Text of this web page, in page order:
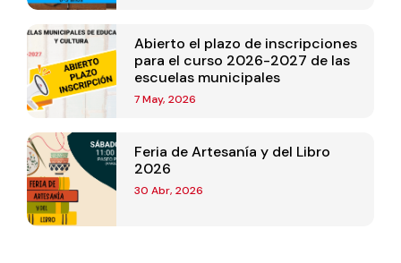
Abierto el plazo de inscripciones
para el curso 2026-2027 de las
escuelas municipales
7 May, 2026
Feria de Artesanía y del Libro
2026
30 Abr, 2026